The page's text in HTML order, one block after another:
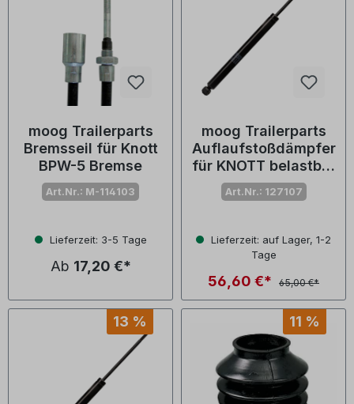
moog Trailerparts
Bremsseil für Knott
BPW-5 Bremse
Art.Nr.: M-114103
Lieferzeit: 3-5 Tage
Ab 17,20 €*
moog Trailerparts
Auflaufstoßdämpfer
für KNOTT belastbar
bis 2000 kg
Art.Nr.: 127107
Lieferzeit: auf Lager, 1-2
Tage
56,60 €* 65,00 €*
13 % 11 %